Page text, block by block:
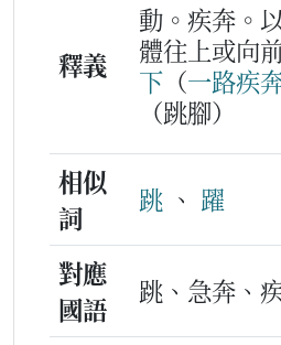
釋義
動。疾奔。
體往上或向
下 （一路疾
（跳腳）
相似
詞
跳 、 躍
對應
國語
跳、急奔、